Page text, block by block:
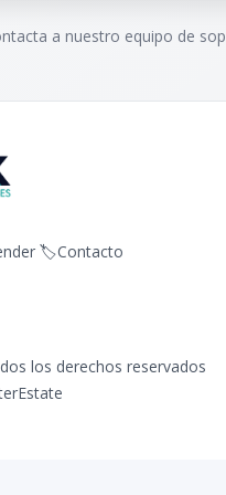
a nuestro equipo de
🏷️Contacto
los derechos reservados